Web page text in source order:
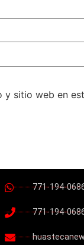
sitio web en
771-194-
771-194-